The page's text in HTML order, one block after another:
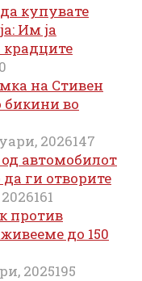
купувате
Им ја
крадците
на Стивен
бикини во
2026147
автомобилот
да ги отворите
161
против
до 150
2025195